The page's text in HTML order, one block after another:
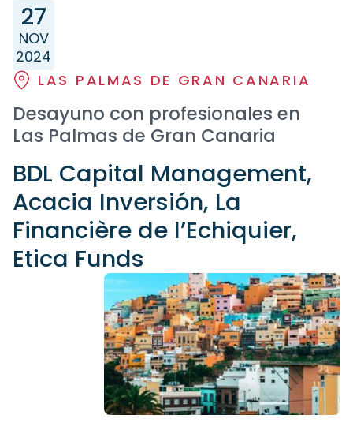
27
NOV
2024
LAS PALMAS DE GRAN CANARIA
Desayuno con profesionales en
Las Palmas de Gran Canaria
BDL Capital Management,
Acacia Inversión, La
Financière de l’Echiquier,
Etica Funds